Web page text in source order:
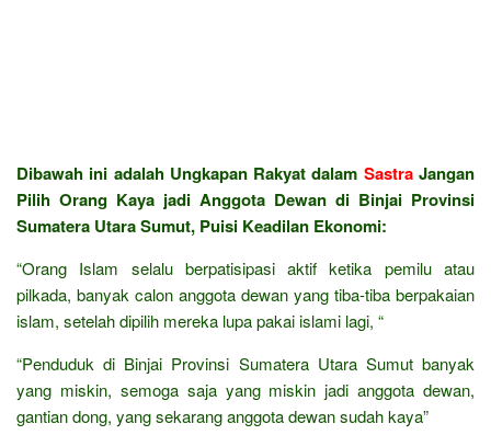
Dibawah ini adalah Ungkapan Rakyat dalam SastraJangan
Pilih Orang Kaya jadi Anggota Dewan di Binjai Provinsi
Sumatera Utara Sumut, Puisi Keadilan Ekonomi:
“Orang Islam selalu berpatisipasi aktif ketika pemilu atau
pilkada, banyak calon anggota dewan yang tiba-tiba berpakaian
islam, setelah dipilih mereka lupa pakai islami lagi, “
“Penduduk di Binjai Provinsi Sumatera Utara Sumut banyak
yang miskin, semoga saja yang miskin jadi anggota dewan,
gantian dong, yang sekarang anggota dewan sudah kaya”